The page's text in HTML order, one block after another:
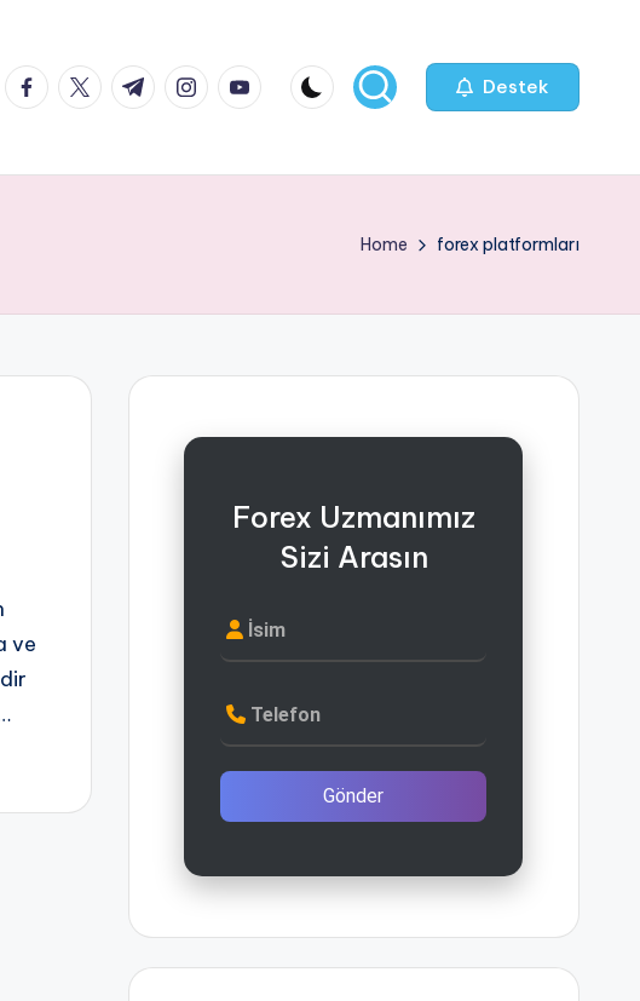
facebook.com
twitter.com
t.me instagram.com
youtube.com Destek
Home forex platformları
ve
Forex Uzmanımız
Sizi Arasın
İsim
Telefon
Gönder